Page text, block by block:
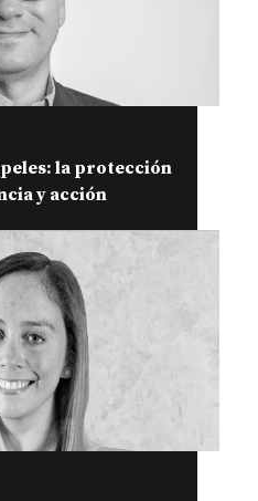
la protección
y acción